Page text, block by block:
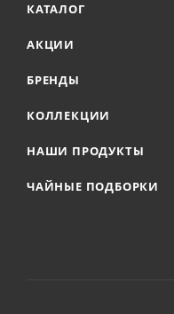
КАТАЛОГ
АКЦИИ
БРЕНДЫ
КОЛЛЕКЦИИ
НАШИ ПРОДУКТЫ
ЧАЙНЫЕ ПОДБОРКИ